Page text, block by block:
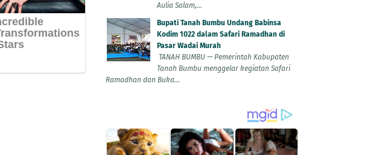
Aulia Salam,...
Bupati Tanah Bumbu Undang Babinsa
Kodim 1022 dalam Safari Ramadhan di
Pasar Wadai Murah
TANAH BUMBU — Pemerintah Kabupaten
Tanah Bumbu menggelar kegiatan Safari
Ramadhan dan Buka...